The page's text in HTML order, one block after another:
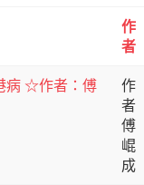
作
者
病 ☆作者：傅
作
者
傅
崐
成